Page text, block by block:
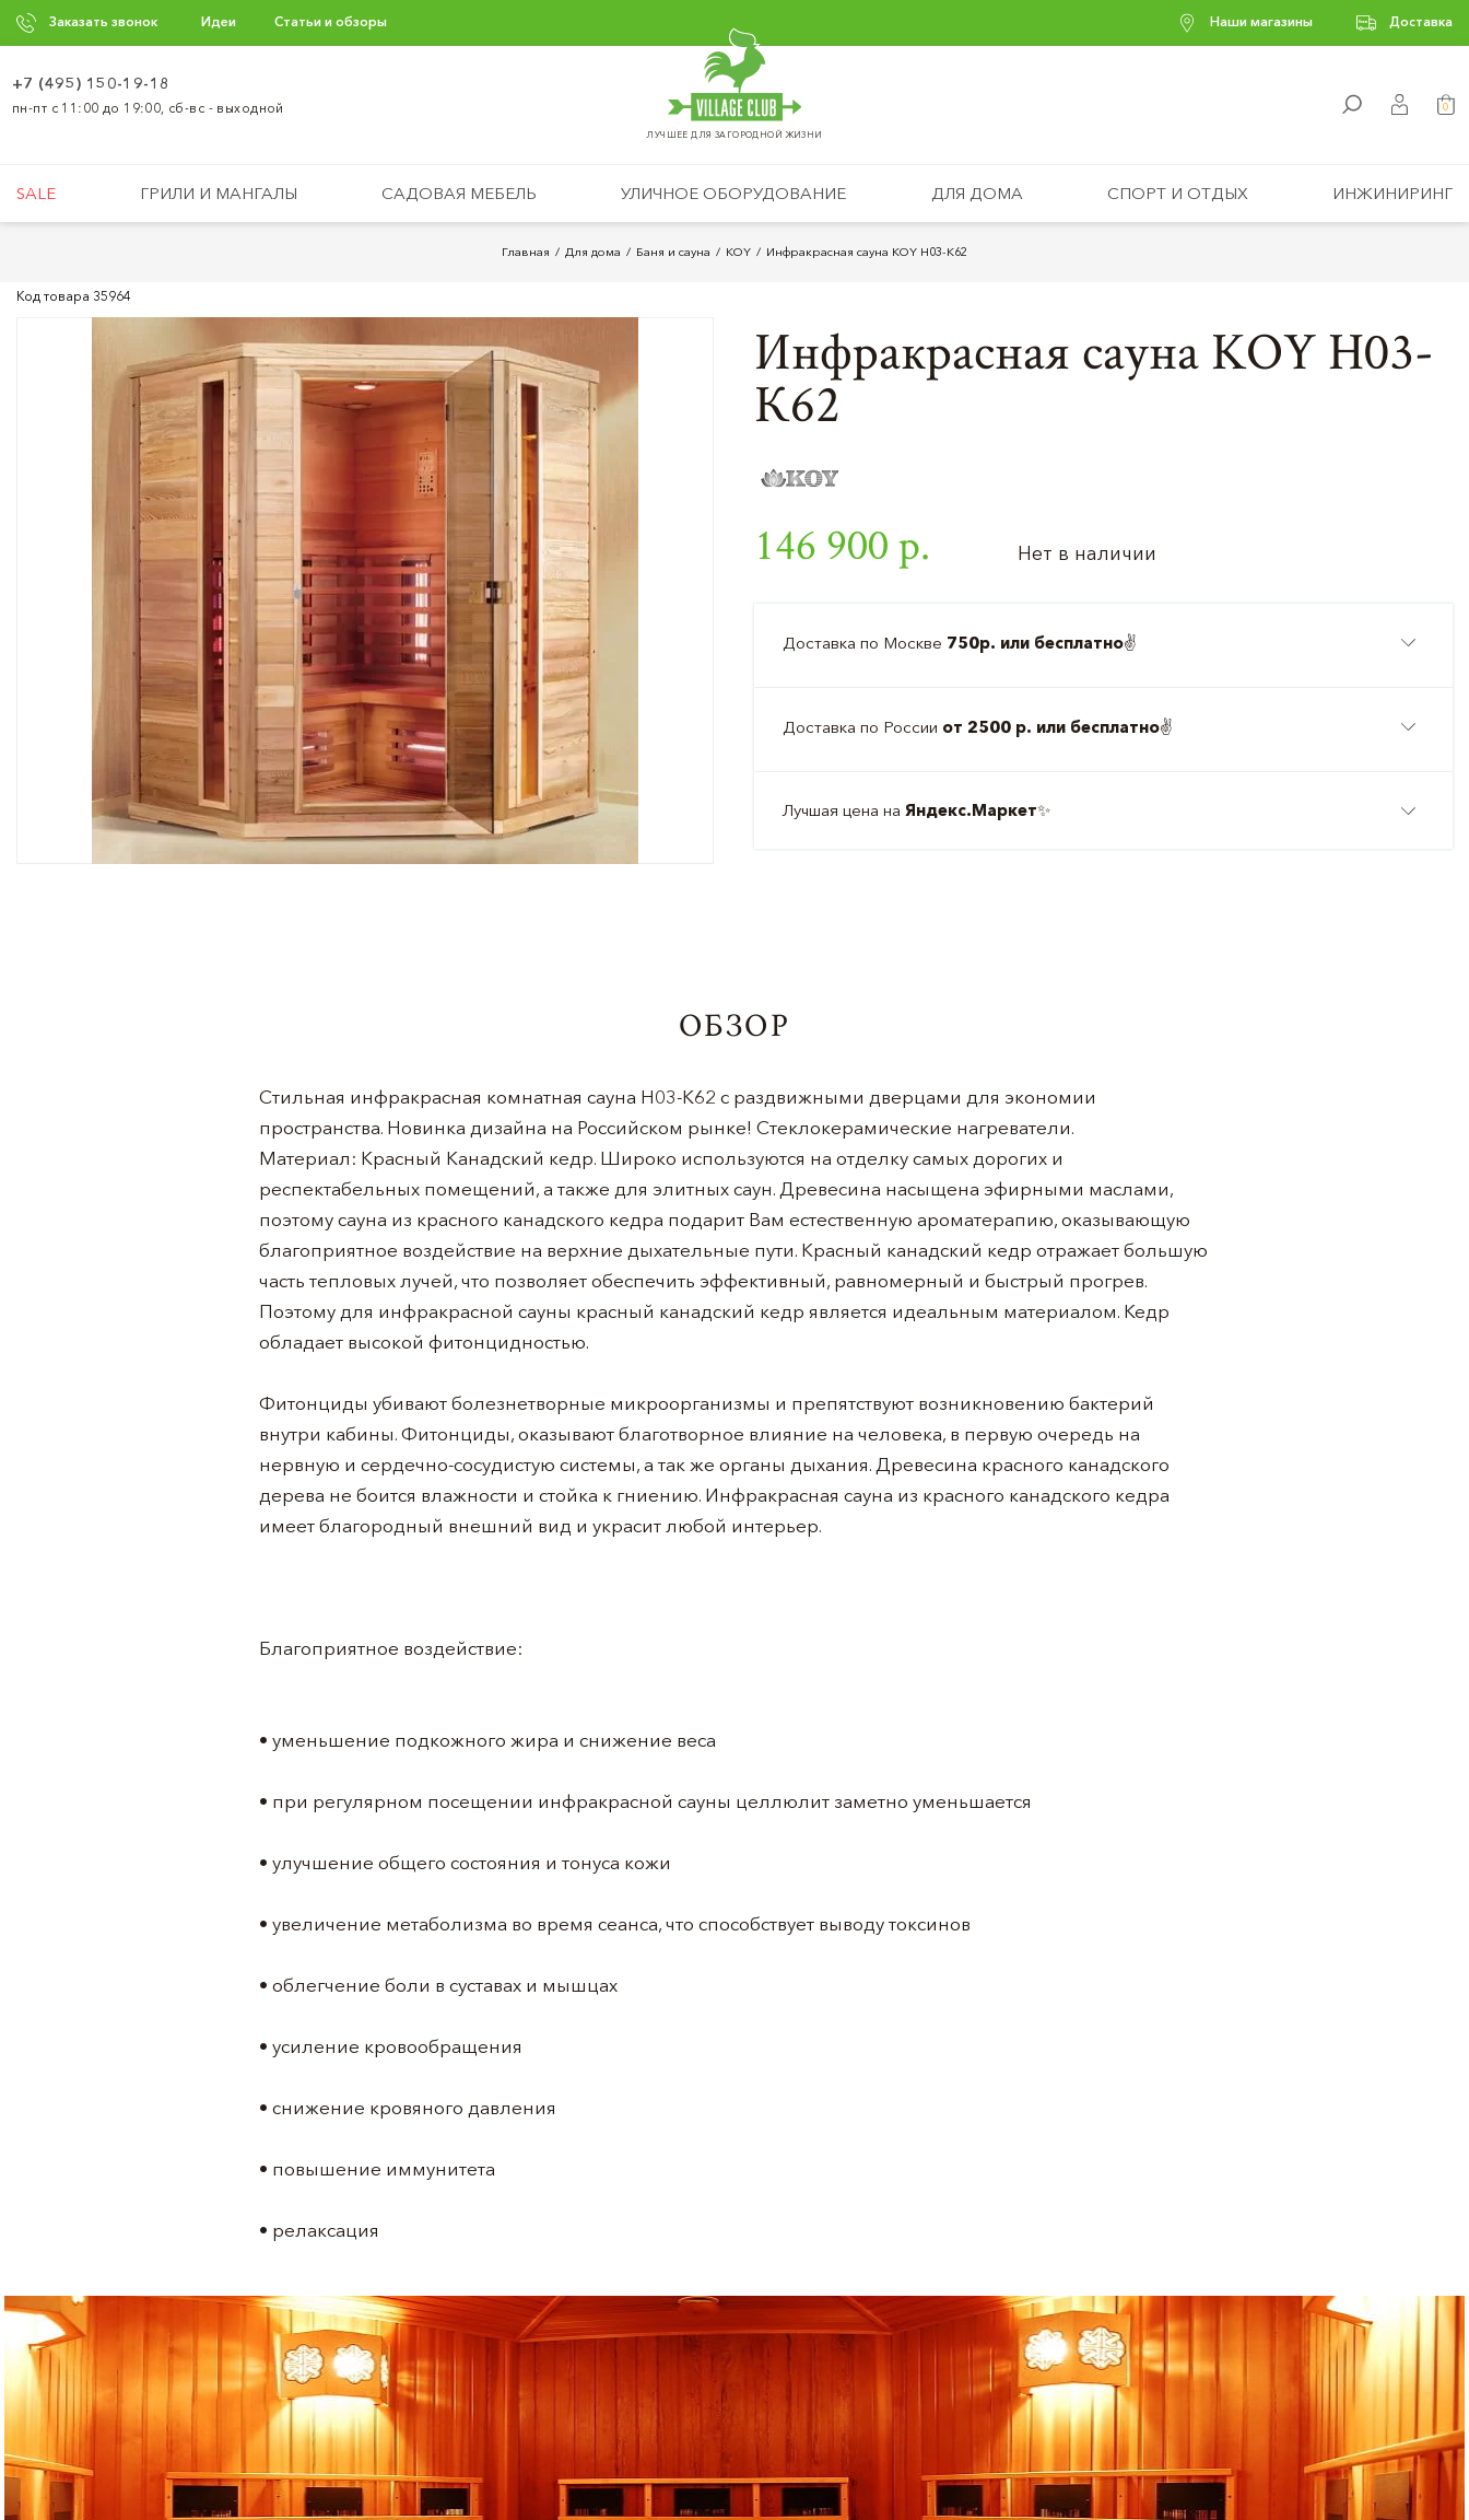
Заказать звонок Идеи Статьи и обзоры Наши магазины Доставка
ЛУЧШЕЕ ДЛЯ ЗАГОРОДНОЙ ЖИЗНИ
+7 (495) 150-19-18
пн-пт с 11:00 до 19:00, сб-вс - выходной 0
SALE ГРИЛИ И МАНГАЛЫ САДОВАЯ МЕБЕЛЬ УЛИЧНОЕ ОБОРУДОВАНИЕ ДЛЯ ДОМА СПОРТ И ОТДЫХ ИНЖИНИРИНГ
Главная Для дома Баня и сауна KOY Инфракрасная сауна KOY H03-К62
Код товара 35964
Инфракрасная сауна KOY H03-
К62
146 900 р. Нет в наличии
Доставка по Москве 750р. или бесплатно✌️
Доставка по России от 2500 р. или бесплатно✌️
Лучшая цена на Яндекс.Маркет✨
ОБЗОР
Стильная инфракрасная комнатная сауна H03-К62 с раздвижными дверцами для экономии
пространства. Новинка дизайна на Российском рынке! Стеклокерамические нагреватели.
Материал: Красный Канадский кедр. Широко используются на отделку самых дорогих и
респектабельных помещений, а также для элитных саун. Древесина насыщена эфирными маслами,
поэтому сауна из красного канадского кедра подарит Вам естественную ароматерапию, оказывающую
благоприятное воздействие на верхние дыхательные пути. Красный канадский кедр отражает большую
часть тепловых лучей, что позволяет обеспечить эффективный, равномерный и быстрый прогрев.
Поэтому для инфракрасной сауны красный канадский кедр является идеальным материалом. Кедр
обладает высокой фитонцидностью.
Фитонциды убивают болезнетворные микроорганизмы и препятствуют возникновению бактерий
внутри кабины. Фитонциды, оказывают благотворное влияние на человека, в первую очередь на
нервную и сердечно-сосудистую системы, а так же органы дыхания. Древесина красного канадского
дерева не боится влажности и стойка к гниению. Инфракрасная сауна из красного канадского кедра
имеет благородный внешний вид и украсит любой интерьер.
Благоприятное воздействие:
• уменьшение подкожного жира и снижение веса
• при регулярном посещении инфракрасной сауны целлюлит заметно уменьшается
• улучшение общего состояния и тонуса кожи
• увеличение метаболизма во время сеанса, что способствует выводу токсинов
• облегчение боли в суставах и мышцах
• усиление кровообращения
• снижение кровяного давления
• повышение иммунитета
• релаксация